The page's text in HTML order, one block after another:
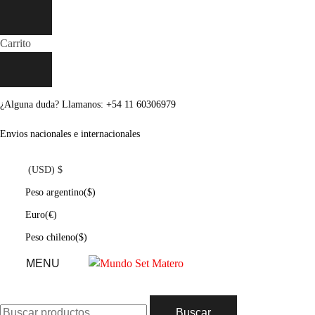
Carrito
¿Alguna duda? Llamanos: +54 11 60306979
Envios nacionales e internacionales
(USD) $
Peso argentino($)
Euro(€)
Peso chileno($)
MENU
Buscar
Buscar